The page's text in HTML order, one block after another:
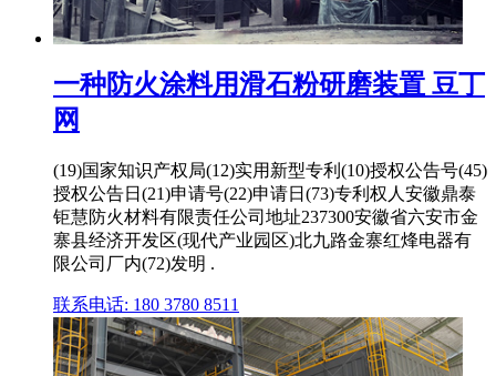
一种防火涂料用滑石粉研磨装置 豆丁
网
(19)国家知识产权局(12)实用新型专利(10)授权公告号(45)
授权公告日(21)申请号(22)申请日(73)专利权人安徽鼎泰
钜慧防火材料有限责任公司地址237300安徽省六安市金
寨县经济开发区(现代产业园区)北九路金寨红烽电器有
限公司厂内(72)发明 .
联系电话: 180 3780 8511